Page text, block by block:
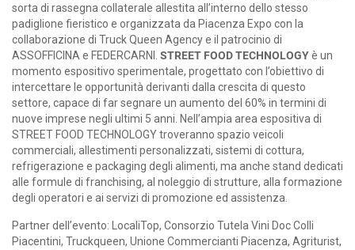
sorta di rassegna collaterale allestita all’interno dello stesso
padiglione fieristico e organizzata da Piacenza Expo con la
collaborazione di Truck Queen Agency e il patrocinio di
ASSOFFICINA e FEDERCARNI. STREET FOOD TECHNOLOGYè un
momento espositivo sperimentale, progettato con l’obiettivo di
intercettare le opportunità derivanti dalla crescita di questo
settore, capace di far segnare un aumento del 60% in termini di
nuove imprese negli ultimi 5 anni. Nell’ampia area espositiva di
STREET FOOD TECHNOLOGY troveranno spazio veicoli
commerciali, allestimenti personalizzati, sistemi di cottura,
refrigerazione e packaging degli alimenti, ma anche stand dedicati
alle formule di franchising, al noleggio di strutture, alla formazione
degli operatori e ai servizi di promozione ed assistenza.
Partner dell’evento: LocaliTop, Consorzio Tutela Vini Doc Colli
Piacentini, Truckqueen, Unione Commercianti Piacenza, Agriturist,